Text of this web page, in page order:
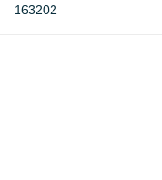
163202